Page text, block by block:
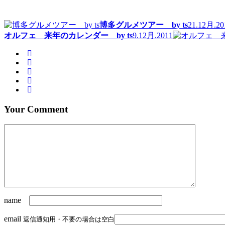
博多グルメツアー by ts21.12月
オルフェ 来年のカレンダー by ts9.12月.2011
Your Comment
name
email 返信通知用・不要の場合は空白